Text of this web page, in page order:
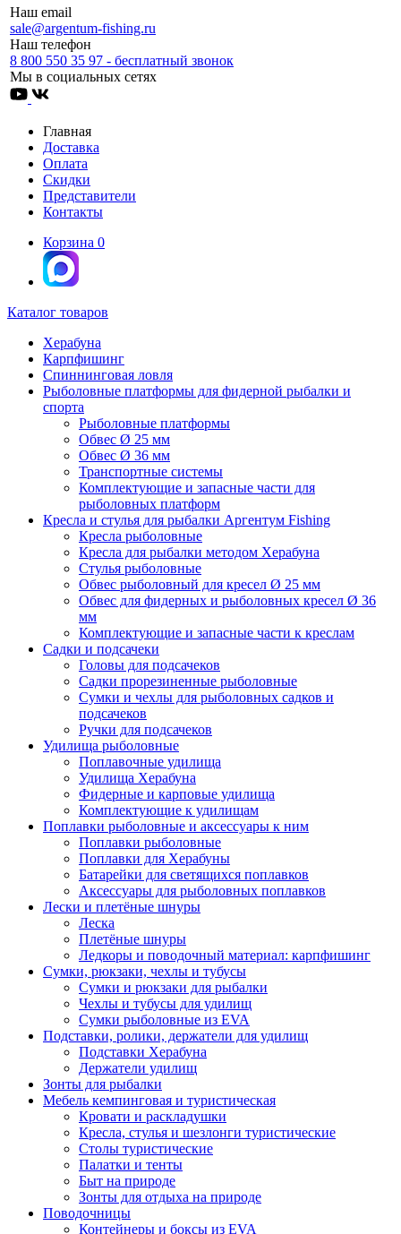
Наш email
sale@argentum-fishing.ru
Наш телефон
8 800 550 35 97 - бесплатный звонок
Мы в социальных сетях
Главная
Доставка
Оплата
Скидки
Представители
Контакты
Корзина 0
Каталог товаров
Херабуна
Карпфишинг
Спиннинговая ловля
Рыболовные платформы для фидерной рыбалки и
спорта
Рыболовные платформы
Обвес Ø 25 мм
Обвес Ø 36 мм
Транспортные системы
Комплектующие и запасные части для
рыболовных платформ
Кресла и стулья для рыбалки Аргентум Fishing
Кресла рыболовные
Кресла для рыбалки методом Херабуна
Стулья рыболовные
Обвес рыболовный для кресел Ø 25 мм
Обвес для фидерных и рыболовных кресел Ø 36
мм
Комплектующие и запасные части к креслам
Садки и подсачеки
Головы для подсачеков
Садки прорезиненные рыболовные
Сумки и чехлы для рыболовных садков и
подсачеков
Ручки для подсачеков
Удилища рыболовные
Поплавочные удилища
Удилища Херабуна
Фидерные и карповые удилища
Комплектующие к удилищам
Поплавки рыболовные и аксессуары к ним
Поплавки рыболовные
Поплавки для Херабуны
Батарейки для светящихся поплавков
Аксессуары для рыболовных поплавков
Лески и плетёные шнуры
Леска
Плетёные шнуры
Ледкоры и поводочный материал: карпфишинг
Сумки, рюкзаки, чехлы и тубусы
Сумки и рюкзаки для рыбалки
Чехлы и тубусы для удилищ
Сумки рыболовные из EVA
Подставки, ролики, держатели для удилищ
Подставки Херабуна
Держатели удилищ
Зонты для рыбалки
Мебель кемпинговая и туристическая
Кровати и раскладушки
Кресла, стулья и шезлонги туристические
Столы туристические
Палатки и тенты
Быт на природе
Зонты для отдыха на природе
Поводочницы
Контейнеры и боксы из EVA